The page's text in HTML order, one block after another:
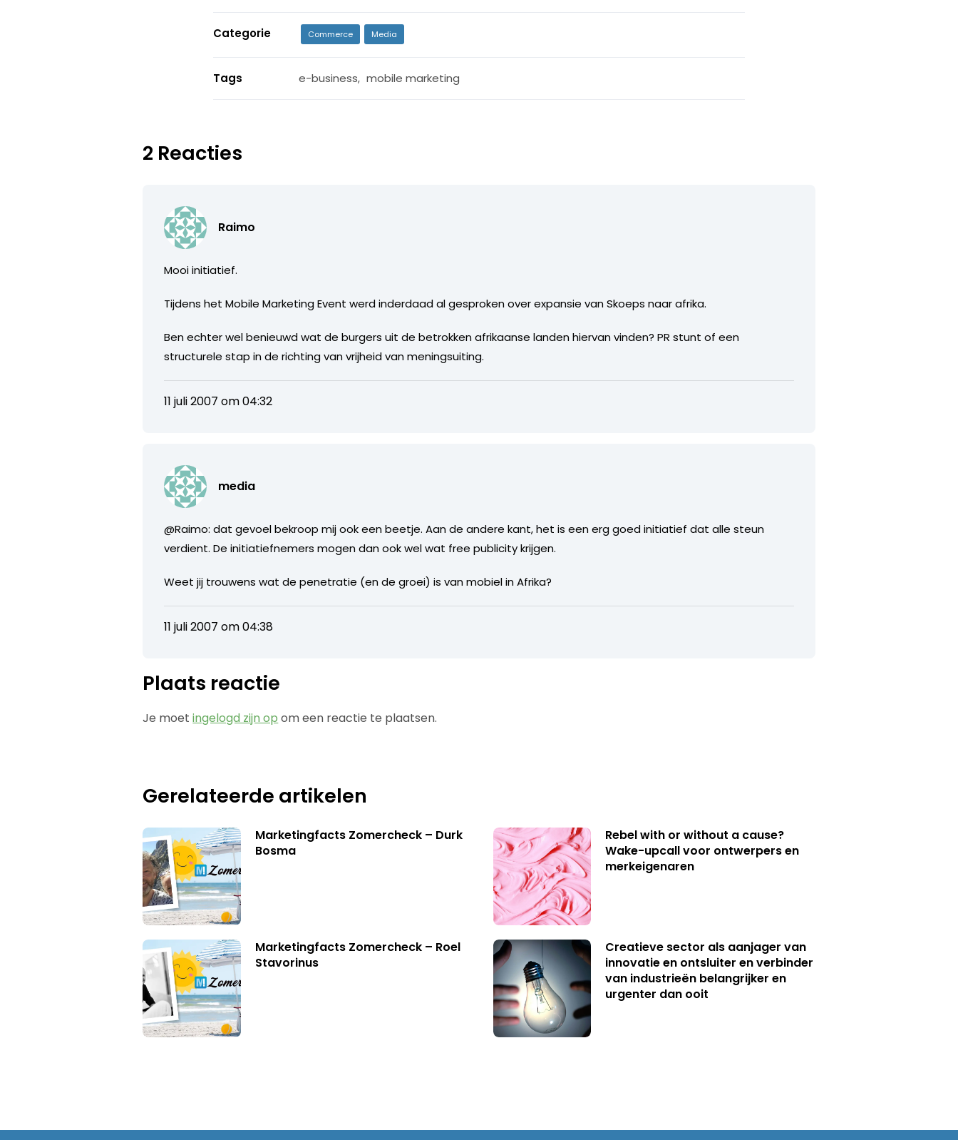
Categorie Commerce Media
Tags e-business, mobile marketing
2 Reacties
Raimo
Mooi initiatief.
Tijdens het Mobile Marketing Event werd inderdaad al gesproken over expansie van Skoeps naar afrika.
Ben echter wel benieuwd wat de burgers uit de betrokken afrikaanse landen hiervan vinden? PR stunt of een
structurele stap in de richting van vrijheid van meningsuiting.
11 juli 2007 om 04:32
media
@Raimo: dat gevoel bekroop mij ook een beetje. Aan de andere kant, het is een erg goed initiatief dat alle steun
verdient. De initiatiefnemers mogen dan ook wel wat free publicity krijgen.
Weet jij trouwens wat de penetratie (en de groei) is van mobiel in Afrika?
11 juli 2007 om 04:38
Plaats reactie
Je moetingelogd zijn op om een reactie te plaatsen.
Gerelateerde artikelen
Marketingfacts Zomercheck – Durk
Bosma
Rebel with or without a cause?
Wake-upcall voor ontwerpers en
merkeigenaren
Marketingfacts Zomercheck – Roel
Stavorinus
Creatieve sector als aanjager van
innovatie en ontsluiter en verbinder
van industrieën belangrijker en
urgenter dan ooit